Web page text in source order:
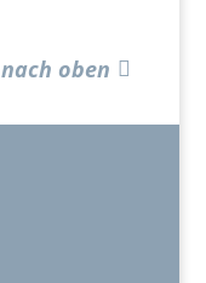
nach oben